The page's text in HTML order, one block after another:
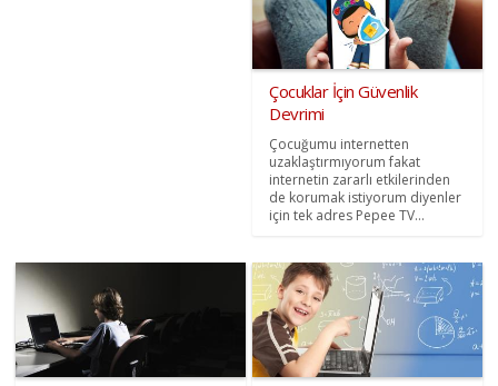
Çocuklar İçin Güvenlik
Devrimi
Çocuğumu internetten
uzaklaştırmıyorum fakat
internetin zararlı etkilerinden
de korumak istiyorum diyenler
için tek adres Pepee TV…